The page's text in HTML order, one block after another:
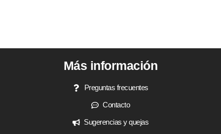
Más información
Preguntas frecuentes
Contacto
Sugerencias y quejas